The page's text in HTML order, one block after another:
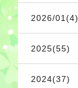
2026/01(4)
2025(55)
2024(37)